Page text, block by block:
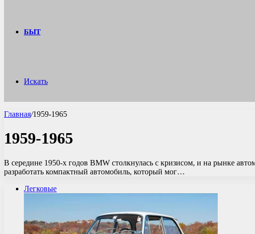
БЫТ
Искать
Главная/1959-1965
1959-1965
В середине 1950-х годов BMW столкнулась с кризисом, и на рынке
разработать компактный автомобиль, который мог…
Легковые